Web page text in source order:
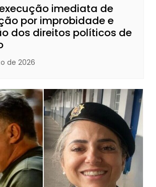
imediata de
por improbidade e
dos direitos políticos de
de 2026